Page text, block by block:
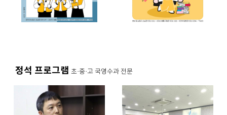
정석 프로그램 초·중·고 국영수과 전문